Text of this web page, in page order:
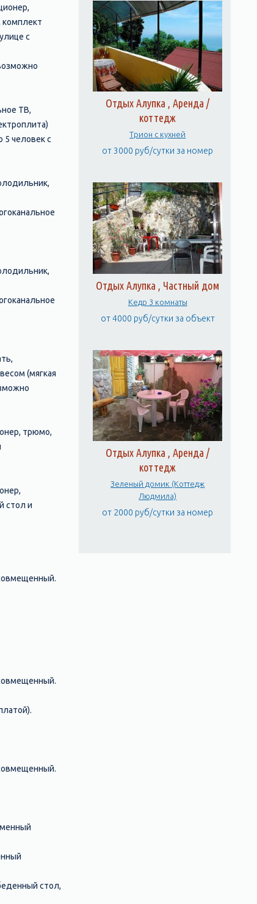
комплект
с
ТВ,
человек с
(мягкая
трюмо,
стол и
стол,
Отдых Алупка , Аренда /
коттедж
Трион c кухней
от 3000 руб/сутки за номер
Отдых Алупка , Частный дом
Кедр 3 комнаты
от 4000 руб/сутки за объект
Отдых Алупка , Аренда /
коттедж
Зеленый домик (Коттедж
Людмила)
от 2000 руб/сутки за номер